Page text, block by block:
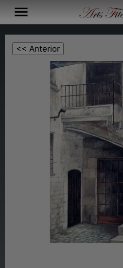
